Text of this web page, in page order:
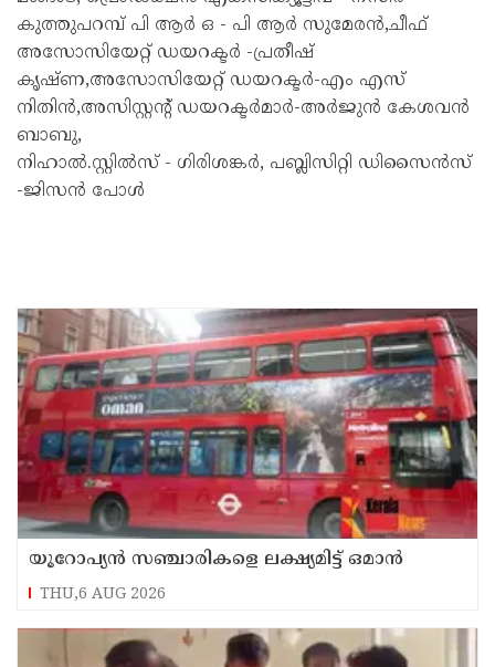
കുത്തുപറമ്പ് പി ആർ ഒ - പി ആർ സുമേരൻ,ചീഫ്
അസോസിയേറ്റ് ഡയറക്ടർ -പ്രതീഷ്
കൃഷ്ണ,അസോസിയേറ്റ് ഡയറക്ടർ-എം എസ്
നിതിൻ,അസിസ്റ്റൻ്റ് ഡയറക്ടർമാർ-അർജുൻ കേശവൻ
ബാബു,
നിഹാൽ.സ്റ്റിൽസ് - ഗിരിശങ്കർ, പബ്ലിസിറ്റി ഡിസൈൻസ്
-ജിസൻ പോൾ
യൂറോപ്യന്‍ സഞ്ചാരികളെ ലക്ഷ്യമിട്ട് ഒമാന്‍
THU,6 AUG 2026